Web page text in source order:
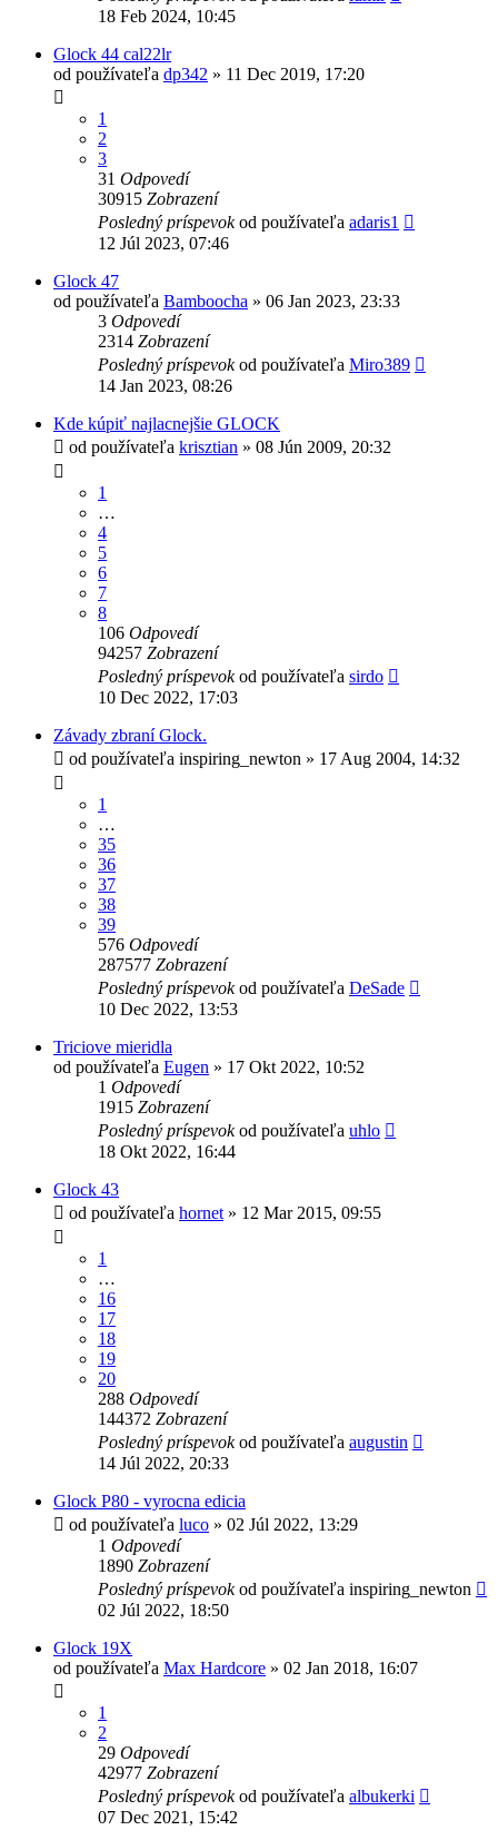
18 Feb 2024, 10:45
Glock 44 cal22lr
od používateľa dp342 » 11 Dec 2019, 17:20
1
2
3
31 Odpovedí
30915 Zobrazení
Posledný príspevokod používateľa adaris1
12 Júl 2023, 07:46
Glock 47
od používateľa Bamboocha » 06 Jan 2023, 23:33
3 Odpovedí
2314 Zobrazení
Posledný príspevokod používateľa Miro389
14 Jan 2023, 08:26
Kde kúpiť najlacnejšie GLOCK
od používateľa krisztian » 08 Jún 2009, 20:32
1
…
4
5
6
7
8
106 Odpovedí
94257 Zobrazení
Posledný príspevokod používateľa sirdo
10 Dec 2022, 17:03
Závady zbraní Glock.
od používateľa inspiring_newton » 17 Aug 2004, 14:32
1
…
35
36
37
38
39
576 Odpovedí
287577 Zobrazení
Posledný príspevokod používateľa DeSade
10 Dec 2022, 13:53
Triciove mieridla
od používateľa Eugen » 17 Okt 2022, 10:52
1 Odpovedí
1915 Zobrazení
Posledný príspevokod používateľa uhlo
18 Okt 2022, 16:44
Glock 43
od používateľa hornet » 12 Mar 2015, 09:55
1
…
16
17
18
19
20
288 Odpovedí
144372 Zobrazení
Posledný príspevokod používateľa augustin
14 Júl 2022, 20:33
Glock P80 - vyrocna edicia
od používateľa luco » 02 Júl 2022, 13:29
1 Odpovedí
1890 Zobrazení
Posledný príspevokod používateľa inspiring_newton
02 Júl 2022, 18:50
Glock 19X
od používateľa Max Hardcore » 02 Jan 2018, 16:07
1
2
29 Odpovedí
42977 Zobrazení
Posledný príspevokod používateľa albukerki
07 Dec 2021, 15:42